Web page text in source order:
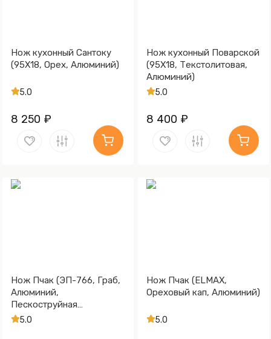
Нож кухонный Сантоку
(95Х18, Орех, Алюминий)
5.0
8 250 ₽
Нож кухонный Поварской
(95Х18, Текстолитовая,
Алюминий)
5.0
8 400 ₽
Нож Пчак (ЭП-766, Граб,
Алюминий,
Пескоструйная
обработка Sandwave)
5.0
Нож Пчак (ELMAX,
Ореховый кап, Алюминий)
5.0